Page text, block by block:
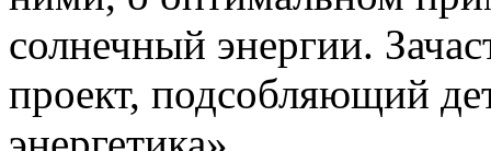
солнечный энергии.
проект, подсобляющий